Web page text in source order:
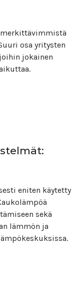
merkittävimmistä
osa yritysten
jokainen
eniten käytetty
sekä
lämmön ja